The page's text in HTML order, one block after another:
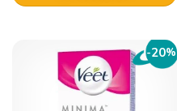
-20%